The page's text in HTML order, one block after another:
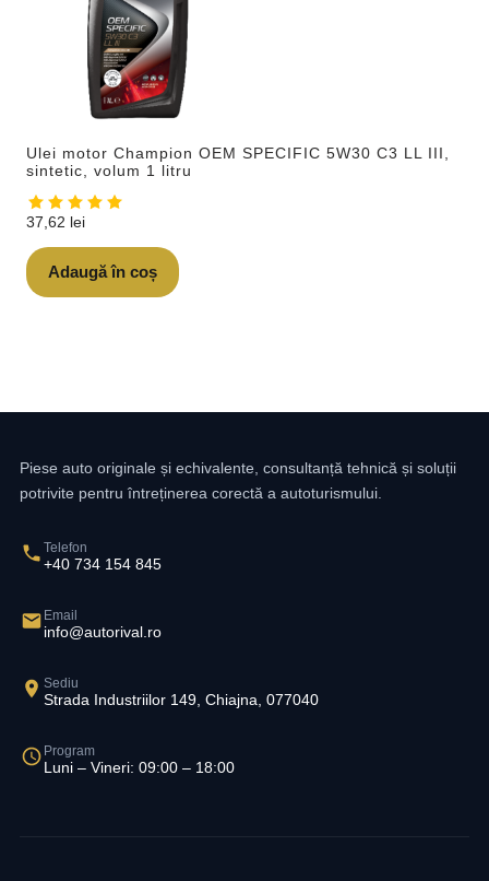
Ulei motor Champion OEM SPECIFIC 5W30 C3 LL III,
sintetic, volum 1 litru
37,62 lei
Adaugă în coș
Piese auto originale și echivalente, consultanță tehnică și soluții
potrivite pentru întreținerea corectă a autoturismului.
Telefon
+40 734 154 845
Email
info@autorival.ro
Sediu
Strada Industriilor 149, Chiajna, 077040
Program
Luni – Vineri: 09:00 – 18:00